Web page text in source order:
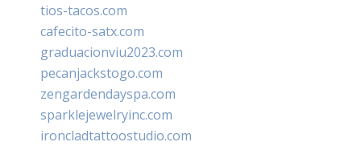
tios-tacos.com
cafecito-satx.com
graduacionviu2023.com
pecanjackstogo.com
zengardendayspa.com
sparklejewelryinc.com
ironcladtattoostudio.com